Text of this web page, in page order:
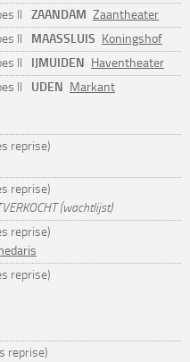
II ZAANDAM Zaantheater
II MAASSLUIS Koningshof
II IJMUIDEN Haventheater
II UDEN Markant
reprise)
reprise)
(wachtlijst)
reprise)
reprise)
reprise)